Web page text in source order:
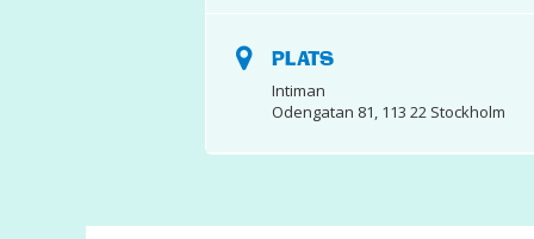
PLATS
Intiman
Odengatan 81, 113 22 Stockholm